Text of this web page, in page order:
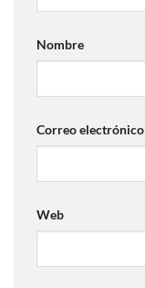
Nombre
Correo electrónico
Web